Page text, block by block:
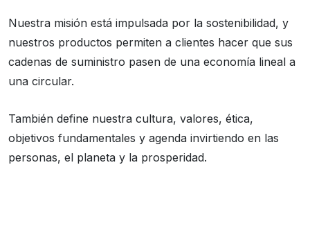
Nuestra misión está impulsada por la sostenibilidad, y
nuestros productos permiten a clientes hacer que sus
cadenas de suministro pasen de una economía lineal a
una circular.
También define nuestra cultura, valores, ética,
objetivos fundamentales y agenda invirtiendo en las
personas, el planeta y la prosperidad.